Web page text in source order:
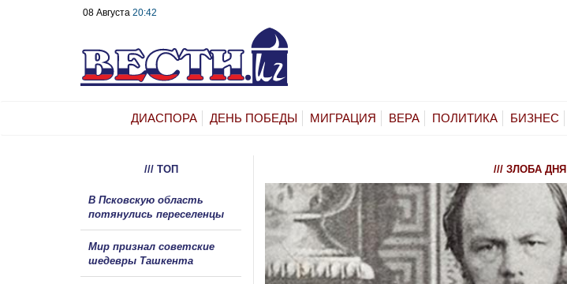
08 Августа 20:42
ДИАСПОРА ДЕНЬ ПОБЕДЫ МИГРАЦИЯ ВЕРА ПОЛИТИКА БИЗНЕС
/// ЗЛОБА ДНЯ
/// ТОП
В Псковскую область
потянулись переселенцы
Мир признал советские
шедевры Ташкента